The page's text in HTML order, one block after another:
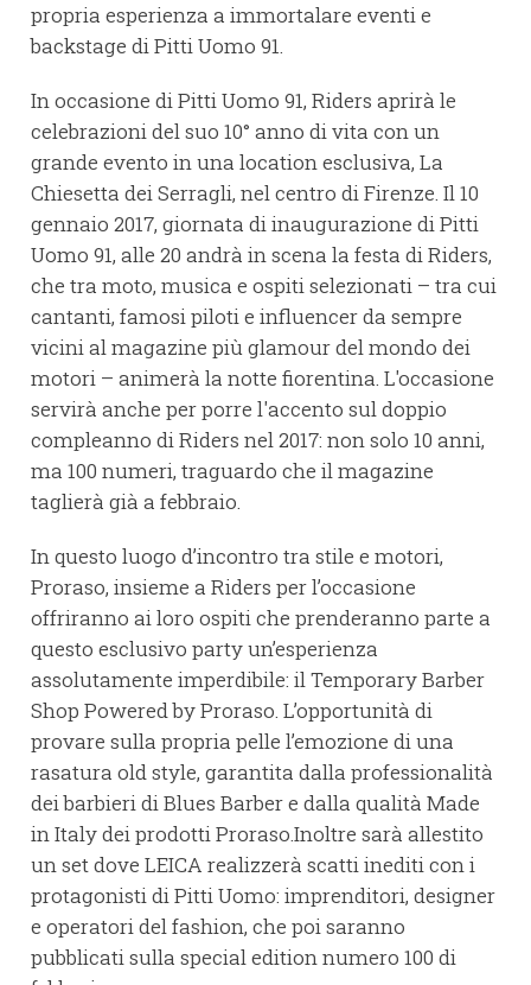
propria esperienza a immortalare eventi e
backstage di Pitti Uomo 91.
In occasione di Pitti Uomo 91, Riders aprirà le
celebrazioni del suo 10° anno di vita con un
grande evento in una location esclusiva, La
Chiesetta dei Serragli, nel centro di Firenze. Il 10
gennaio 2017, giornata di inaugurazione di Pitti
Uomo 91, alle 20 andrà in scena la festa di Riders,
che tra moto, musica e ospiti selezionati – tra cui
cantanti, famosi piloti e influencer da sempre
vicini al magazine più glamour del mondo dei
motori – animerà la notte fiorentina. L'occasione
servirà anche per porre l'accento sul doppio
compleanno di Riders nel 2017: non solo 10 anni,
ma 100 numeri, traguardo che il magazine
taglierà già a febbraio.
In questo luogo d’incontro tra stile e motori,
Proraso, insieme a Riders per l’occasione
offriranno ai loro ospiti che prenderanno parte a
questo esclusivo party un’esperienza
assolutamente imperdibile: il Temporary Barber
Shop Powered by Proraso. L’opportunità di
provare sulla propria pelle l’emozione di una
rasatura old style, garantita dalla professionalità
dei barbieri di Blues Barber e dalla qualità Made
in Italy dei prodotti Proraso.Inoltre sarà allestito
un set dove LEICA realizzerà scatti inediti con i
protagonisti di Pitti Uomo: imprenditori, designer
e operatori del fashion, che poi saranno
pubblicati sulla special edition numero 100 di